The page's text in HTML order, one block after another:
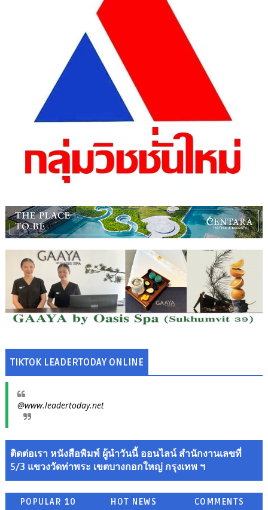
TIKTOK LEADERTODAY ONLINE
@www.leadertoday.net
ติดต่อเรา หนังสือพิมพ์ ผู้นำวันนี้ ออนไลน์ สำนักงานเลขที่
5/3 แขวงวัดท่าพระ เขตบางกอกใหญ่ กรุงเทพ ฯ
POPULAR 10 HOT NEWS COMMENTS